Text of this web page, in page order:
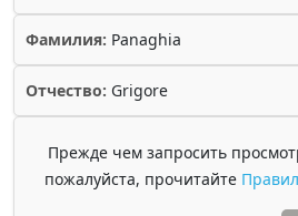
Фамилия: Panaghia
Отчество: Grigore
Прежде чем запросить
пожалуйста, прочитайте